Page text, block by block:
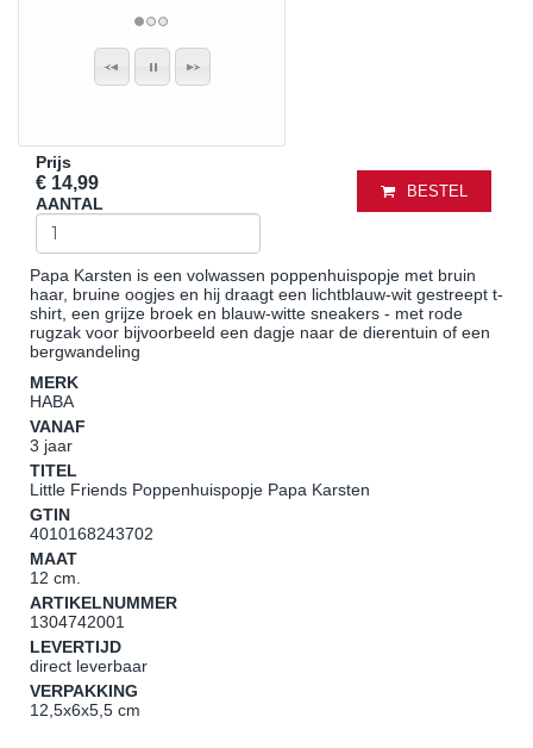
Prijs
€ 14,99
AANTAL
BESTEL
Papa Karsten is een volwassen poppenhuispopje met bruin
haar, bruine oogjes en hij draagt een lichtblauw-wit gestreept t-
shirt, een grijze broek en blauw-witte sneakers - met rode
rugzak voor bijvoorbeeld een dagje naar de dierentuin of een
bergwandeling
MERK
HABA
VANAF
3 jaar
TITEL
Little Friends Poppenhuispopje Papa Karsten
GTIN
4010168243702
MAAT
12 cm.
ARTIKELNUMMER
1304742001
LEVERTIJD
direct leverbaar
VERPAKKING
12,5x6x5,5 cm